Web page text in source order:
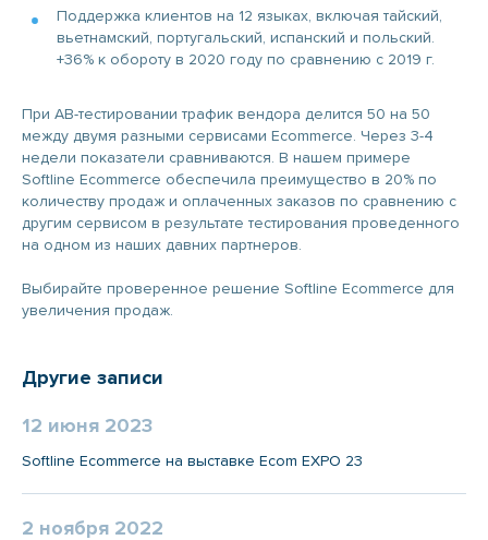
Поддержка клиентов на 12 языках, включая тайский,
вьетнамский, португальский, испанский и польский.
+36% к обороту в 2020 году по сравнению с 2019 г.
При AB-тестировании трафик вендора делится 50 на 50
между двумя разными сервисами Ecommerce. Через 3-4
недели показатели сравниваются. В нашем примере
Softline Ecommerce обеспечила преимущество в 20% по
количеству продаж и оплаченных заказов по сравнению с
другим сервисом в результате тестирования проведенного
на одном из наших давних партнеров.
Выбирайте проверенное решение Softline Ecommerce для
увеличения продаж.
Другие записи
12 июня 2023
Softline Ecommerce на выставке Ecom EXPO 23
2 ноября 2022